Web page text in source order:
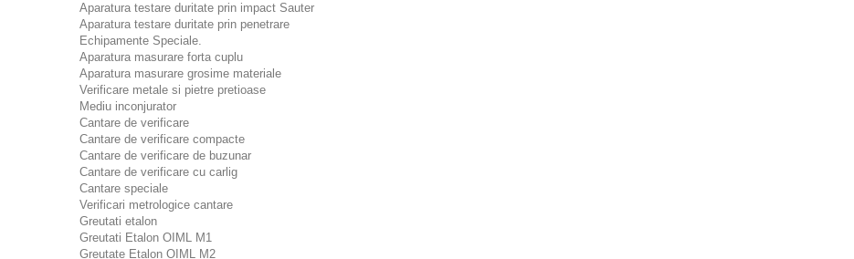
Aparatura testare duritate prin impact Sauter
Aparatura testare duritate prin penetrare
Echipamente Speciale.
Aparatura masurare forta cuplu
Aparatura masurare grosime materiale
Verificare metale si pietre pretioase
Mediu inconjurator
Cantare de verificare
Cantare de verificare compacte
Cantare de verificare de buzunar
Cantare de verificare cu carlig
Cantare speciale
Verificari metrologice cantare
Greutati etalon
Greutati Etalon OIML M1
Greutate Etalon OIML M2